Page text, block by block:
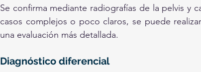
Se confirma mediante radiografías de la pelvis y
casos complejos o poco claros, se puede
una evaluación más detallada.
Diagnóstico diferencial